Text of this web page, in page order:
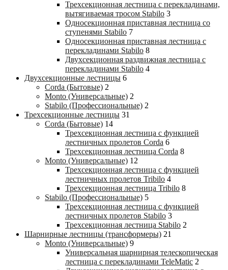
Трехсекционная лестница с перекладинами,
вытягиваемая тросом Stabilo 3
Односекционная приставная лестница со
ступенями Stabilo 7
Односекционная приставная лестница с
перекладинами Stabilo 8
Двухсекционная раздвижная лестница с
перекладинами Stabilo 4
Двухсекционные лестницы 6
Corda (Бытовые) 2
Monto (Универсальные) 2
Stabilo (Профессиональные) 2
Трехсекционные лестницы 31
Corda (Бытовые) 14
Трехсекционная лестница с функцией
лестничных пролетов Corda 6
Трехсекционная лестница Corda 8
Monto (Универсальные) 12
Трехсекционная лестница с функцией
лестничных пролетов Tribilo 4
Трехсекционная лестница Tribilo 8
Stabilo (Профессиональные) 5
Трехсекционная лестница с функцией
лестничных пролетов Stabilo 3
Трехсекционная лестница Stabilo 2
Шарнирные лестницы (трансформеры) 21
Monto (Универсальные) 9
Универсальная шарнирная телескопическая
лестница с перекладинами TeleMatic 2